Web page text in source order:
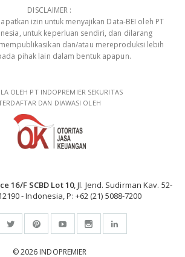
DISCLAIMER :
izin untuk menyajikan Data-BEI oleh PT
untuk keperluan sendiri, dan dilarang
dan/atau mereproduksi lebih
pihak lain dalam bentuk apapun.
OLEH PT INDOPREMIER SEKURITAS
DAN DIAWASI OLEH
16/F SCBD Lot 10, Jl. Jend. Sudirman Kav. 52-
- Indonesia, P: +62 (21) 5088-7200
© 2026 INDOPREMIER